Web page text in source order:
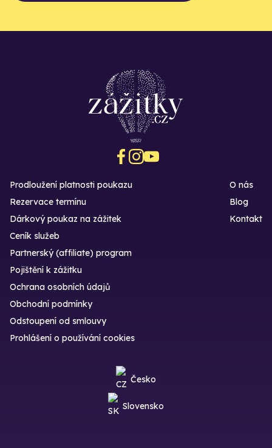
Prodloužení platnosti poukazu
Rezervace termínu
Dárkový poukaz na zážitek
O nás
Blog
Kontakt
Ceník služeb
Partnerský (affiliate) program
Pojištění k zážitku
Ochrana osobních údajů
Obchodní podmínky
Odstoupení od smlouvy
Prohlášení o používání cookies
Česko
Slovensko